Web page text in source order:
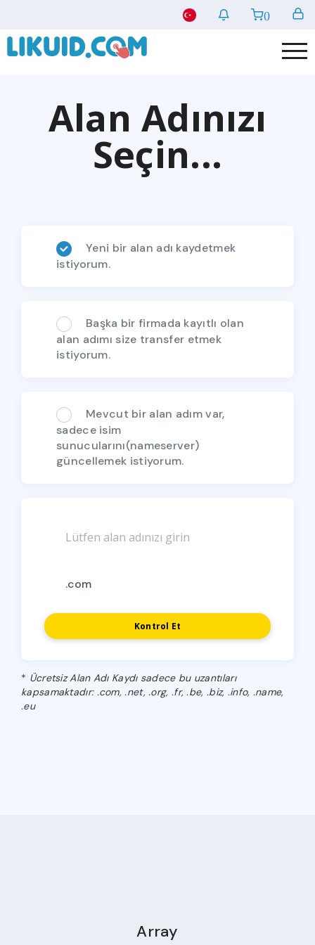
0
Alan Adınızı
Seçin...
Yeni bir alan adı kaydetmek
istiyorum.
Başka bir firmada kayıtlı olan
alan adımı size transfer etmek
istiyorum.
Mevcut bir alan adım var,
sadece isim
sunucularını(nameserver)
güncellemek istiyorum.
Kontrol Et
* Ücretsiz Alan Adı Kaydı sadece bu uzantıları
kapsamaktadır: .com, .net, .org, .fr, .be, .biz, .info, .name,
.eu
Array